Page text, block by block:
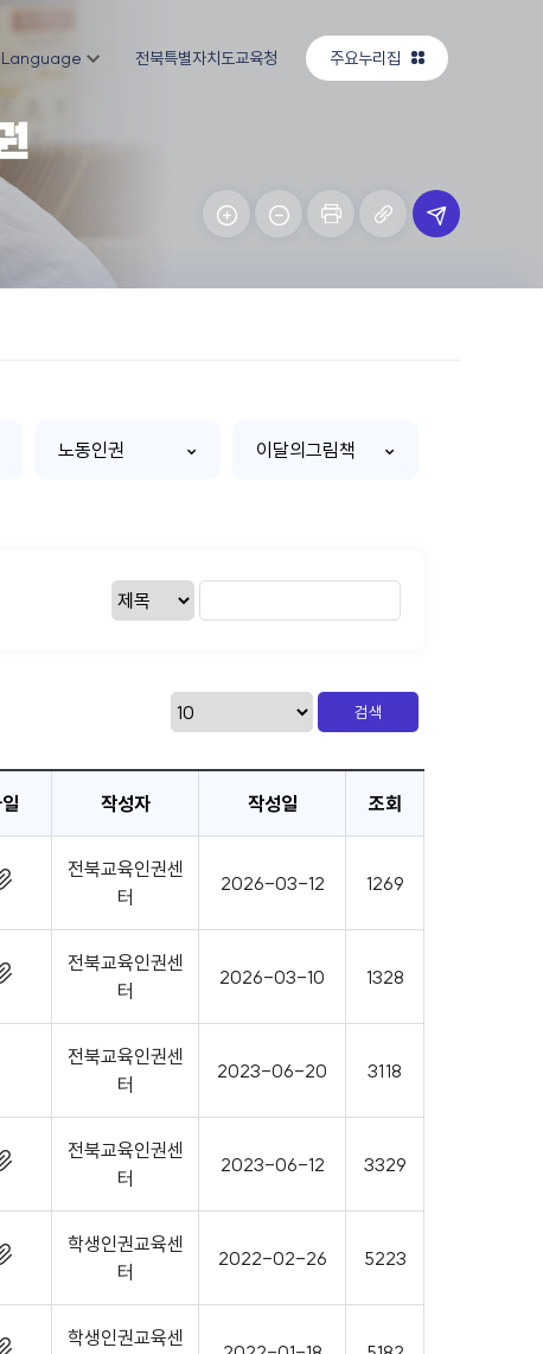
Language 전북특별자치도교육청 주요누리집
노동인권 이달의그림책
작성자 작성일 조회
전북교육인권센
터
2026-03-12 1269
전북교육인권센
터
2026-03-10 1328
전북교육인권센
터
2023-06-20 3118
전북교육인권센
터
2023-06-12 3329
학생인권교육센
터
2022-02-26 5223
학생인권교육센